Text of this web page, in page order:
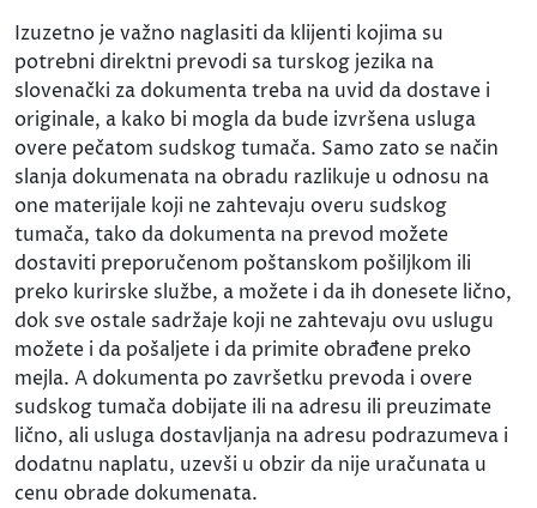
Izuzetno je važno naglasiti da klijenti kojima su
potrebni direktni prevodi sa turskog jezika na
slovenački za dokumenta treba na uvid da dostave i
originale, a kako bi mogla da bude izvršena usluga
overe pečatom sudskog tumača. Samo zato se način
slanja dokumenata na obradu razlikuje u odnosu na
one materijale koji ne zahtevaju overu sudskog
tumača, tako da dokumenta na prevod možete
dostaviti preporučenom poštanskom pošiljkom ili
preko kurirske službe, a možete i da ih donesete lično,
dok sve ostale sadržaje koji ne zahtevaju ovu uslugu
možete i da pošaljete i da primite obrađene preko
mejla. A dokumenta po završetku prevoda i overe
sudskog tumača dobijate ili na adresu ili preuzimate
lično, ali usluga dostavljanja na adresu podrazumeva i
dodatnu naplatu, uzevši u obzir da nije uračunata u
cenu obrade dokumenata.